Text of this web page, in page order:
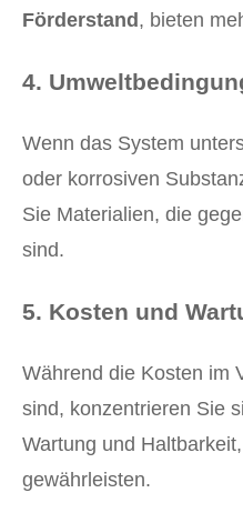
Förderstand , bieten
4.
Wenn das System
oder korrosiven
Sie Materialien, die
sind.
5. Kosten und
Während die Kosten im
sind, konzentrieren Sie
Wartung und
gewährleisten.